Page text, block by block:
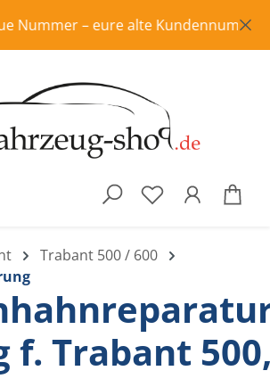
Nummer – eure alte
Trabant 500 / 600
f. Trabant